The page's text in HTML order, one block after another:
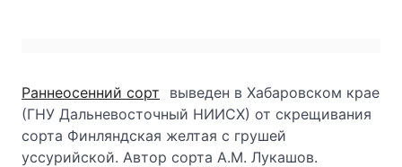
Раннеосенний сорт
выведен в Хабаровском крае
(ГНУ Дальневосточный НИИСХ) от скрещивания
сорта Финляндская желтая с грушей
уссурийской. Автор сорта А.М. Лукашов.